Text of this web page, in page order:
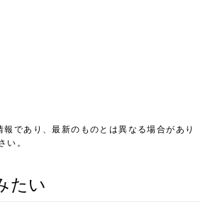
であり、最新のものとは異なる場合があり
い。
たい